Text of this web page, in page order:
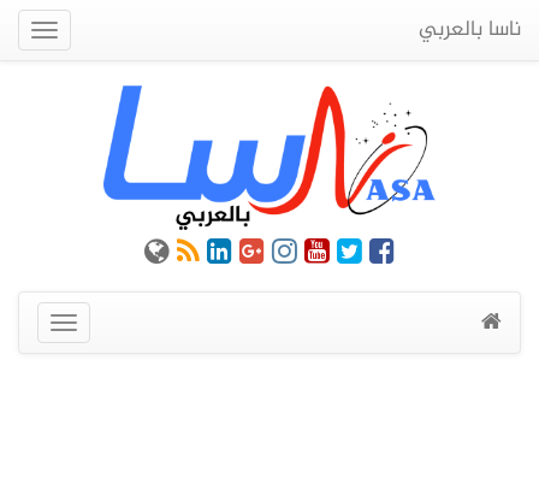
ناسا بالعربي
عرض
القائمة